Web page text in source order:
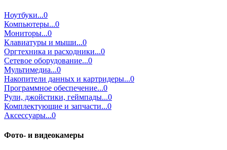
Ноутбуки...0
Компьютеры...0
Мониторы...0
Клавиатуры и мыши...0
Оргтехника и расходники...0
Сетевое оборудование...0
Мультимедиа...0
Накопители данных и картридеры...0
Программное обеспечение...0
Рули, джойстики, геймпады...0
Комплектующие и запчасти...0
Аксессуары...0
Фото- и видеокамеры